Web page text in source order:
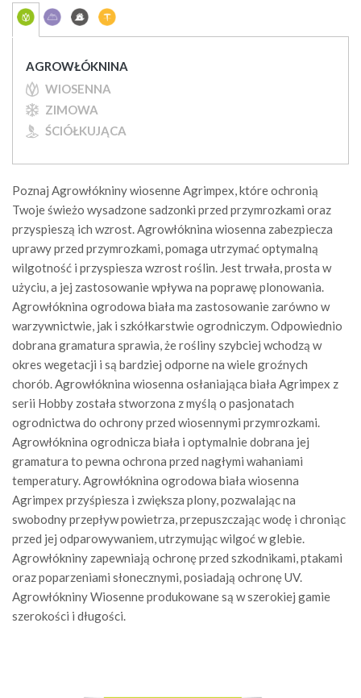
AGROWŁÓKNINA
WIOSENNA
ZIMOWA
ŚCIÓŁKUJĄCA
Poznaj Agrowłókniny wiosenne Agrimpex, które ochronią
Twoje świeżo wysadzone sadzonki przed przymrozkami oraz
przyspieszą ich wzrost. Agrowłóknina wiosenna zabezpiecza
uprawy przed przymrozkami, pomaga utrzymać optymalną
wilgotność i przyspiesza wzrost roślin. Jest trwała, prosta w
użyciu, a jej zastosowanie wpływa na poprawę plonowania.
Agrowłóknina ogrodowa biała ma zastosowanie zarówno w
warzywnictwie, jak i szkółkarstwie ogrodniczym. Odpowiednio
dobrana gramatura sprawia, że rośliny szybciej wchodzą w
okres wegetacji i są bardziej odporne na wiele groźnych
chorób. Agrowłóknina wiosenna osłaniająca biała Agrimpex z
serii Hobby została stworzona z myślą o pasjonatach
ogrodnictwa do ochrony przed wiosennymi przymrozkami.
Agrowłóknina ogrodnicza biała i optymalnie dobrana jej
gramatura to pewna ochrona przed nagłymi wahaniami
temperatury. Agrowłóknina ogrodowa biała wiosenna
Agrimpex przyśpiesza i zwiększa plony, pozwalając na
swobodny przepływ powietrza, przepuszczając wodę i chroniąc
przed jej odparowywaniem, utrzymując wilgoć w glebie.
Agrowłókniny zapewniają ochronę przed szkodnikami, ptakami
oraz poparzeniami słonecznymi, posiadają ochronę UV.
Agrowłókniny Wiosenne produkowane są w szerokiej gamie
szerokości i długości.